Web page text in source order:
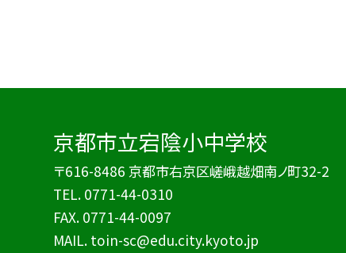
京都市立宕陰小中学校
〒616-8486 京都市右京区嵯峨越畑南ノ町32-2
TEL. 0771-44-0310
FAX. 0771-44-0097
MAIL. toin-sc@edu.city.kyoto.jp